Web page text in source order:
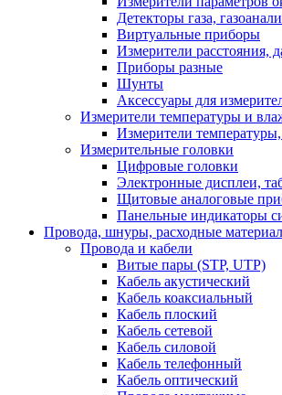
Детекторы газа,
Виртуальные приборы
Измерители расстояния,
Приборы разные
Шунты
Аксессуары для
Измерители температуры и
Измерители
Измерительные головки
Цифровые головки
Электронные дисплеи,
Щитовые аналоговые
Панельные индикаторы
Провода, шнуры, расходные
Провода и кабели
Витые пары (STP, UTP)
Кабель акустический
Кабель коаксиальный
Кабель плоский
Кабель сетевой
Кабель силовой
Кабель телефонный
Кабель оптический